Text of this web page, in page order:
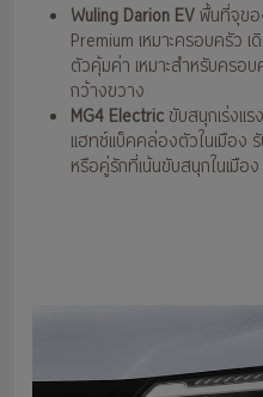
Wuling Darion EVพื้นที่จุขอ
Premium เหมาะครอบครัว
ตัวคุ้มค่า เหมาะสำหรับครอ
กว้างขวาง
MG4 Electric ขับสนุกเร่งแ
แฮทช์แบ็คคล่องตัวในเมือง
หรือคู่รักที่เน้นขับสนุกในเมือง